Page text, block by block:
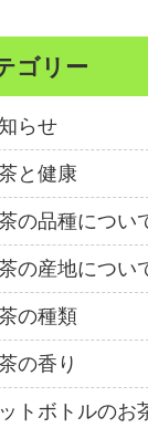
ゴリー
らせ
と健康
の品種につい
の産地につい
の種類
の香り
トボトルのお